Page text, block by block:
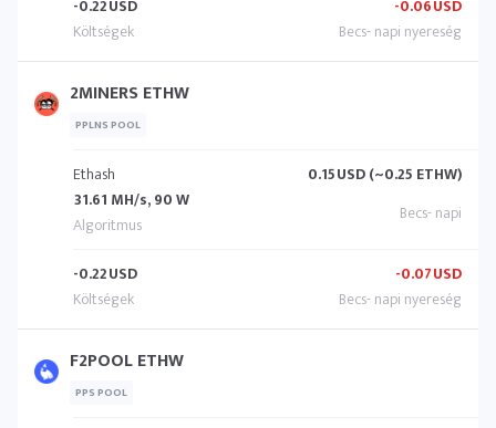
-0.22USD -0.06USD
2MINERS ETHW
PPLNS POOL
Ethash
31.61 MH/s, 90 W
0.15USD (~0.25 ETHW)
-0.22USD -0.07USD
F2POOL ETHW
PPS POOL